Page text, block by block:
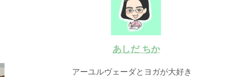
あしだ ちか
アーユルヴェーダとヨガが大好き